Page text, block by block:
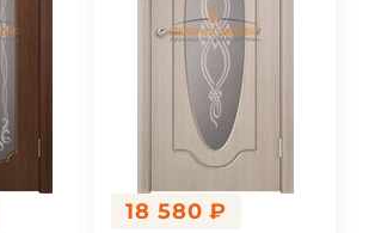
18 580 ₽